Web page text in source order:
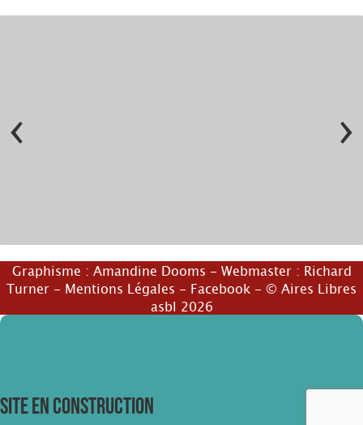
‹ ›
Graphisme : Amandine Dooms - Webmaster : Richard
Turner - Mentions Légales - Facebook - © Aires Libres
asbl 2026
SITE EN CONSTRUCTION